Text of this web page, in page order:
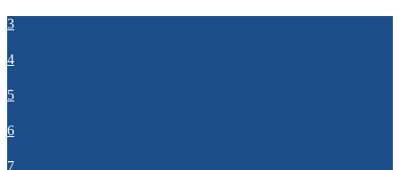
3
4
5
6
7